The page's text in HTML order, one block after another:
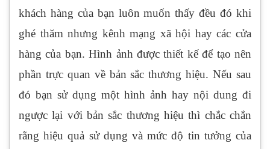
khách hàng của bạn luôn muốn thấy đều đó khi
ghé thăm nhưng kênh mạng xã hội hay các cửa
hàng của bạn. Hình ảnh được thiết kế để tạo nên
phần trực quan về bản sắc thương hiệu. Nếu sau
đó bạn sử dụng một hình ảnh hay nội dung đi
ngược lại với bản sắc thương hiệu thì chắc chắn
rằng hiệu quả sử dụng và mức độ tin tưởng của